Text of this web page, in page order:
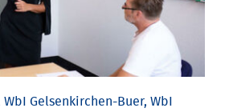
Gelsenkirchen-Buer, WbI